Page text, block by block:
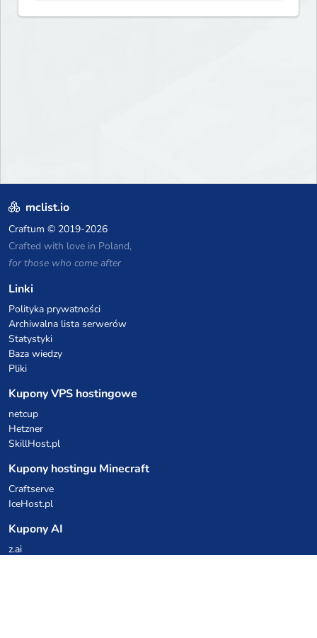
mclist.io
Craftum © 2019-2026
Crafted with love in Poland,
for those who come after
Linki
Polityka prywatności
Archiwalna lista serwerów
Statystyki
Baza wiedzy
Pliki
Kupony VPS hostingowe
netcup
Hetzner
SkillHost.pl
Kupony hostingu Minecraft
Craftserve
IceHost.pl
Kupony AI
z.ai